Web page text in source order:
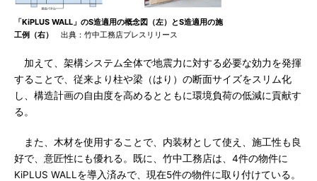
「KiPLUS WALL」のS造適用の概念図（左）とS造適用の施
工例（右）
出典：竹中工務店プレスリリース
加えて、架構システム全体で地震力に対する必要な効力を発揮
することで、従来より柱や梁（はり）の断面サイズをスリム化
し、構造計画の自由度を高めるとともに環境負荷の低減に貢献す
る。
また、木材を使用することで、内装材として使え、施工性も良
好で、意匠性にも優れる。既に、竹中工務店は、4件の物件に
KiPLUS WALLを導入済みで、現在5件の物件に取り付けている。